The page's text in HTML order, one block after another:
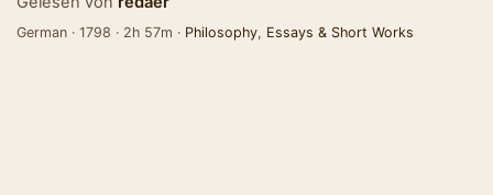
German · 1798 · 2h 57m · Philosophy, Essays & Short Works